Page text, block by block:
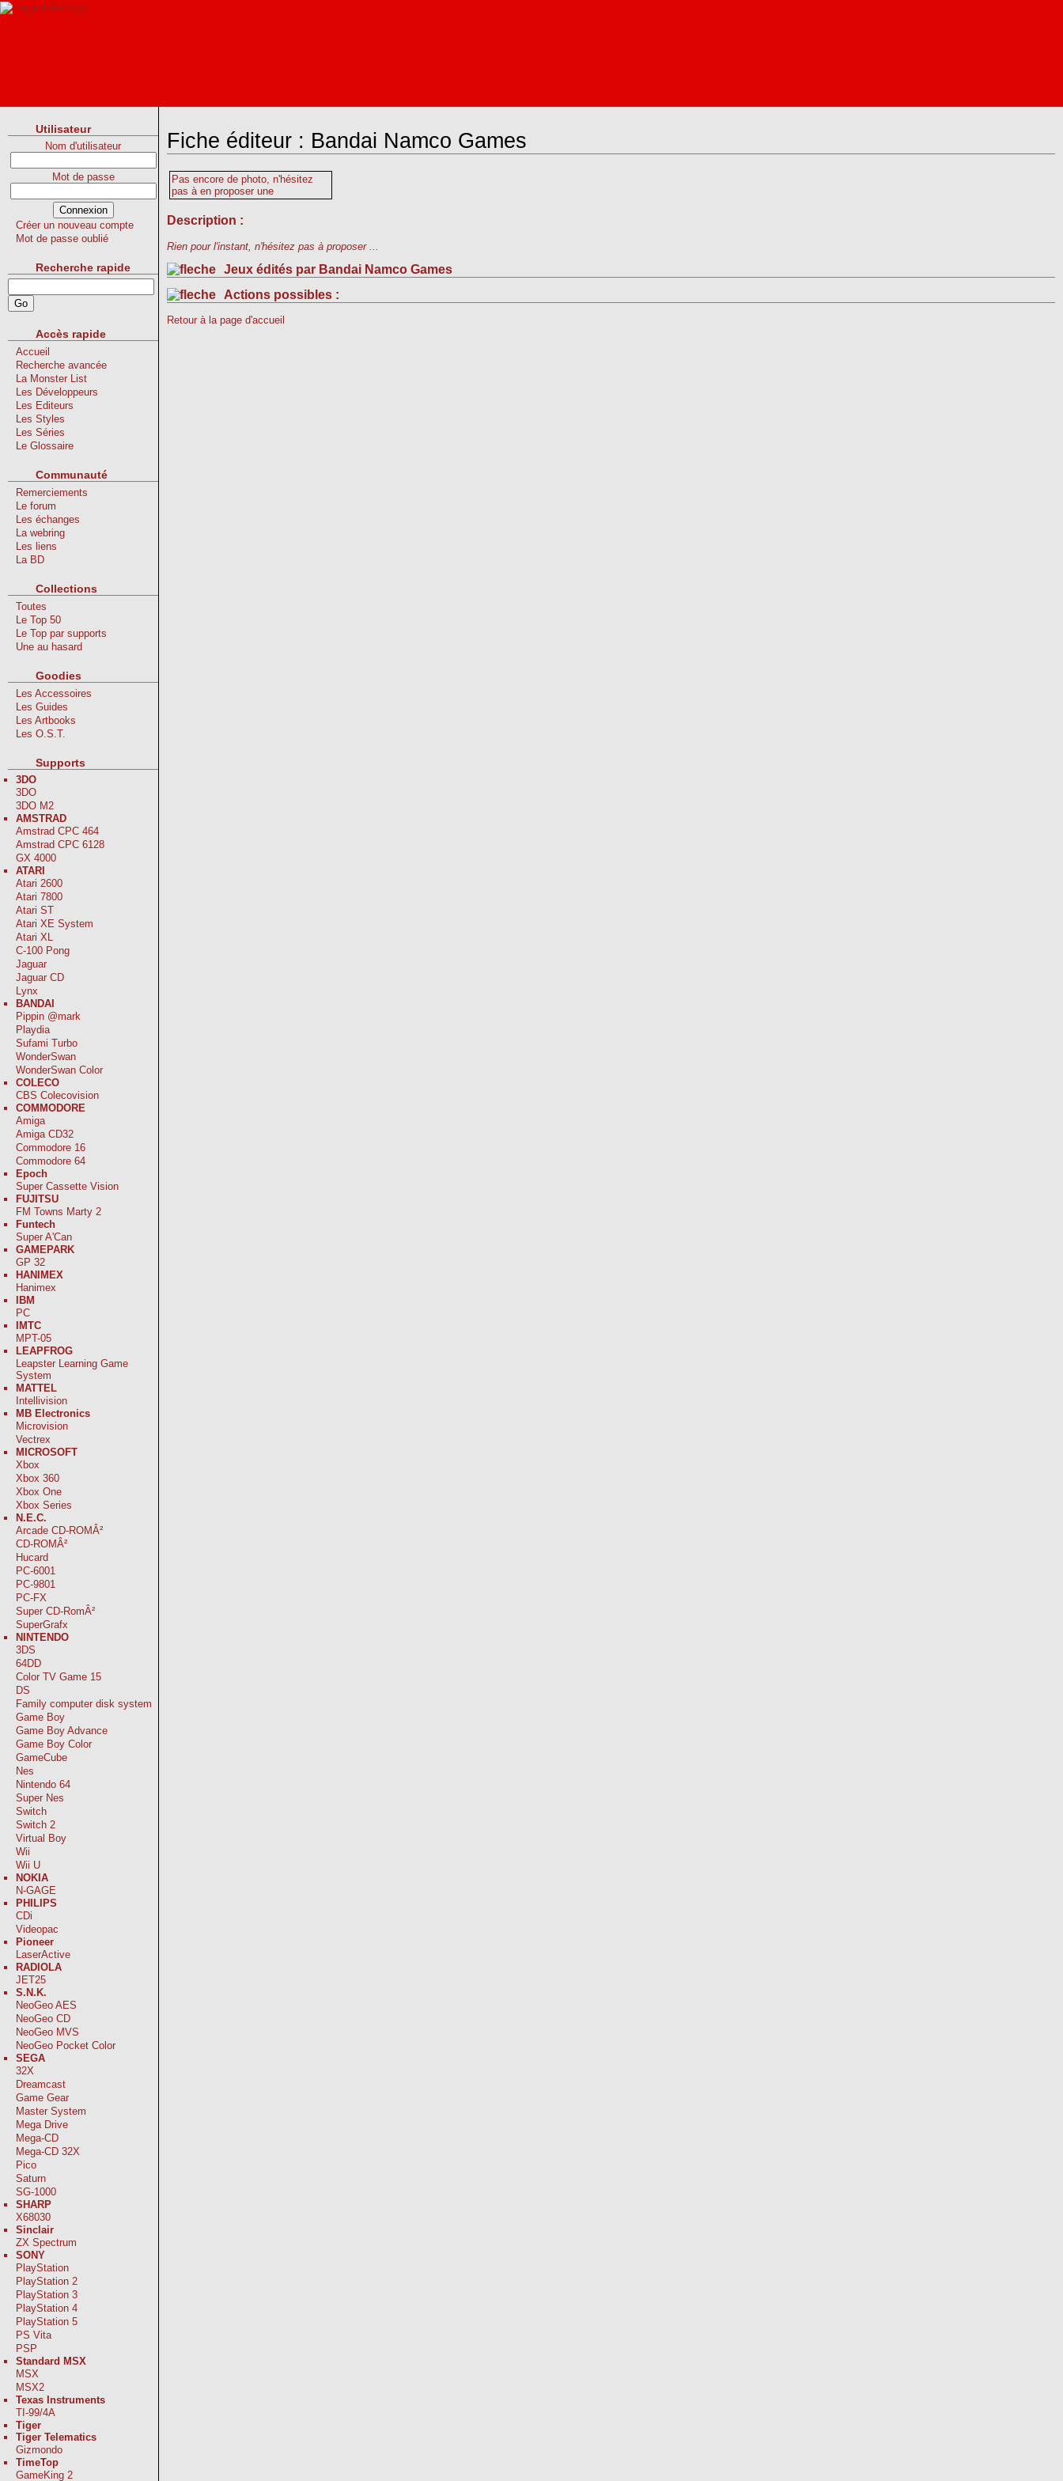
Utilisateur
Nom d'utilisateur
Mot de passe
Créer un nouveau compte
Mot de passe oublié
Recherche rapide
Accès rapide
Accueil
Recherche avancée
La Monster List
Les Développeurs
Les Editeurs
Les Styles
Les Séries
Le Glossaire
Communauté
Remerciements
Le forum
Les échanges
La webring
Les liens
La BD
Collections
Toutes
Le Top 50
Le Top par supports
Une au hasard
Goodies
Les Accessoires
Les Guides
Les Artbooks
Les O.S.T.
Supports
3DO
3DO
3DO M2
AMSTRAD
Amstrad CPC 464
Amstrad CPC 6128
GX 4000
ATARI
Atari 2600
Atari 7800
Atari ST
Atari XE System
Atari XL
C-100 Pong
Jaguar
Jaguar CD
Lynx
BANDAI
Pippin @mark
Playdia
Sufami Turbo
WonderSwan
WonderSwan Color
COLECO
CBS Colecovision
COMMODORE
Amiga
Amiga CD32
Commodore 16
Commodore 64
Epoch
Super Cassette Vision
FUJITSU
FM Towns Marty 2
Funtech
Super A'Can
GAMEPARK
GP 32
HANIMEX
Hanimex
IBM
PC
IMTC
MPT-05
LEAPFROG
Leapster Learning Game
System
MATTEL
Intellivision
MB Electronics
Microvision
Vectrex
MICROSOFT
Xbox
Xbox 360
Xbox One
Xbox Series
N.E.C.
Arcade CD-ROMÂ²
CD-ROMÂ²
Hucard
PC-6001
PC-9801
PC-FX
Super CD-RomÂ²
SuperGrafx
NINTENDO
3DS
64DD
Color TV Game 15
DS
Family computer disk system
Game Boy
Game Boy Advance
Game Boy Color
GameCube
Nes
Nintendo 64
Super Nes
Switch
Switch 2
Virtual Boy
Wii
Wii U
NOKIA
N-GAGE
PHILIPS
CDi
Videopac
Pioneer
LaserActive
RADIOLA
JET25
S.N.K.
NeoGeo AES
NeoGeo CD
NeoGeo MVS
NeoGeo Pocket Color
SEGA
32X
Dreamcast
Game Gear
Master System
Mega Drive
Mega-CD
Mega-CD 32X
Pico
Saturn
SG-1000
SHARP
X68030
Sinclair
ZX Spectrum
SONY
PlayStation
PlayStation 2
PlayStation 3
PlayStation 4
PlayStation 5
PS Vita
PSP
Standard MSX
MSX
MSX2
Texas Instruments
TI-99/4A
Tiger
Tiger Telematics
Gizmondo
TimeTop
GameKing 2
Fiche éditeur : Bandai Namco Games
Pas encore de photo, n'hésitez
pas à en proposer une
Description :
Rien pour l'instant, n'hésitez pas à proposer ...
Jeux édités par Bandai Namco Games
Actions possibles :
Retour à la page d'accueil